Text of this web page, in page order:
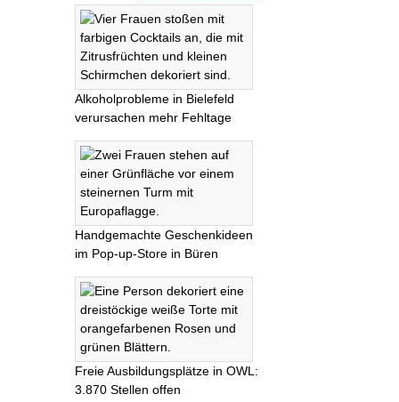
Alkoholprobleme in Bielefeld
verursachen mehr Fehltage
Handgemachte Geschenkideen
im Pop-up-Store in Büren
Freie Ausbildungsplätze in OWL:
3.870 Stellen offen